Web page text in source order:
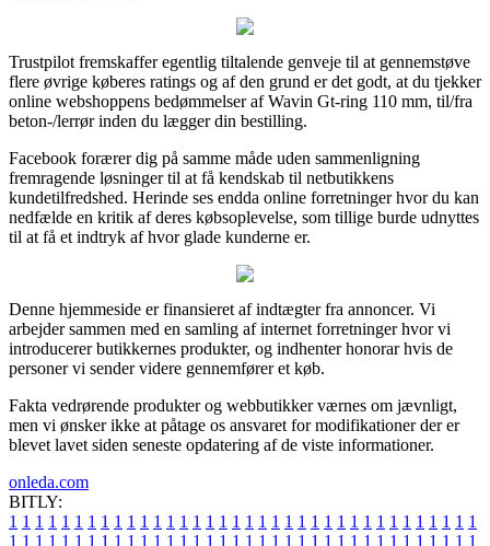
Trustpilot fremskaffer egentlig tiltalende genveje til at gennemstøve
flere øvrige køberes ratings og af den grund er det godt, at du tjekker
online webshoppens bedømmelser af Wavin Gt-ring 110 mm, til/fra
beton-/lerrør inden du lægger din bestilling.
Facebook forærer dig på samme måde uden sammenligning
fremragende løsninger til at få kendskab til netbutikkens
kundetilfredshed. Herinde ses endda online forretninger hvor du kan
nedfælde en kritik af deres købsoplevelse, som tillige burde udnyttes
til at få et indtryk af hvor glade kunderne er.
Denne hjemmeside er finansieret af indtægter fra annoncer. Vi
arbejder sammen med en samling af internet forretninger hvor vi
introducerer butikkernes produkter, og indhenter honorar hvis de
personer vi sender videre gennemfører et køb.
Fakta vedrørende produkter og webbutikker værnes om jævnligt,
men vi ønsker ikke at påtage os ansvaret for modifikationer der er
blevet lavet siden seneste opdatering af de viste informationer.
onleda.com
BITLY:
1 1 1 1 1 1 1 1 1 1 1 1 1 1 1 1 1 1 1 1 1 1 1 1 1 1 1 1 1 1 1 1 1 1 1 1
1 1 1 1 1 1 1 1 1 1 1 1 1 1 1 1 1 1 1 1 1 1 1 1 1 1 1 1 1 1 1 1 1 1 1 1